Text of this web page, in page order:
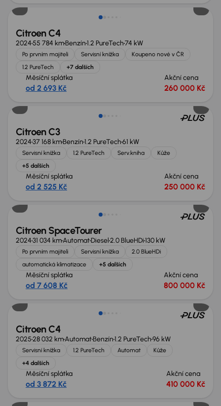
Citroen C4
202455 784 kmBenzín1.2 PureTech74 kW
Po prvním majiteli Servisní knížka
Koupeno nové v ČR
1.2 PureTech
+7 dalších
Měsíční splátka
od 2 693 Kč
Akční cena
260 000 Kč
Zlevněno o 30 000 Kč
Citroen C3
202437 168 kmBenzín1.2 PureTech61 kW
Servisní knížka 1.2 PureTech Serv.kniha
Kůže
+5 dalších
Měsíční splátka
od 2 525 Kč
Akční cena
250 000 Kč
Ušetříte 169 750 Kč
Citroen SpaceTourer
202431 034 kmAutomatDiesel2.0 BlueHDi130 kW
Po prvním majiteli Servisní knížka
2.0 BlueHDi
automatická klimatizace
+5 dalších
Měsíční splátka
od 7 608 Kč
Akční cena
800 000 Kč
Možnost odpočtu DPH
Citroen C4
202528 032 kmAutomatBenzín1.2 PureTech96 kW
Servisní knížka 1.2 PureTech Automat
Kůže
+4 dalších
Měsíční splátka
od 3 872 Kč
Akční cena
410 000 Kč
Ušetříte 49 000 Kč